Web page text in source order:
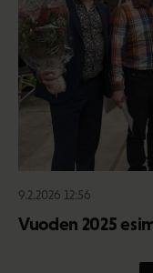
9.2.2026 12:56
Vuoden 2025